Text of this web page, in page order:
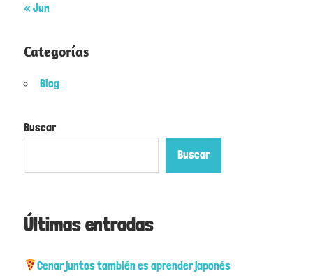
« Jun
Categorías
Blog
Buscar
Buscar
Últimas entradas
Cenar juntos también es aprender japonés